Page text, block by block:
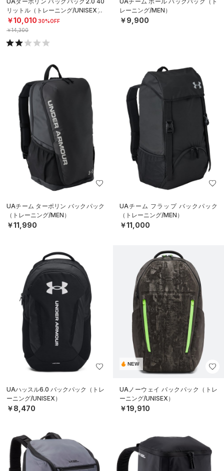
リットル（トレーニング/UNISEX）
￥10,010 30%OFF
￥14,300
レーニング/MEN）
￥9,900
UAチーム ターポリン バックパック
（トレーニング/MEN）
￥11,990
UAチーム フラップ バックパック
（トレーニング/MEN）
￥11,000
UAハッスル6.0 バックパック（トレ
ーニング/UNISEX）
￥8,470
NEW
UAノーウェイ バックパック（トレ
ーニング/UNISEX）
￥19,910